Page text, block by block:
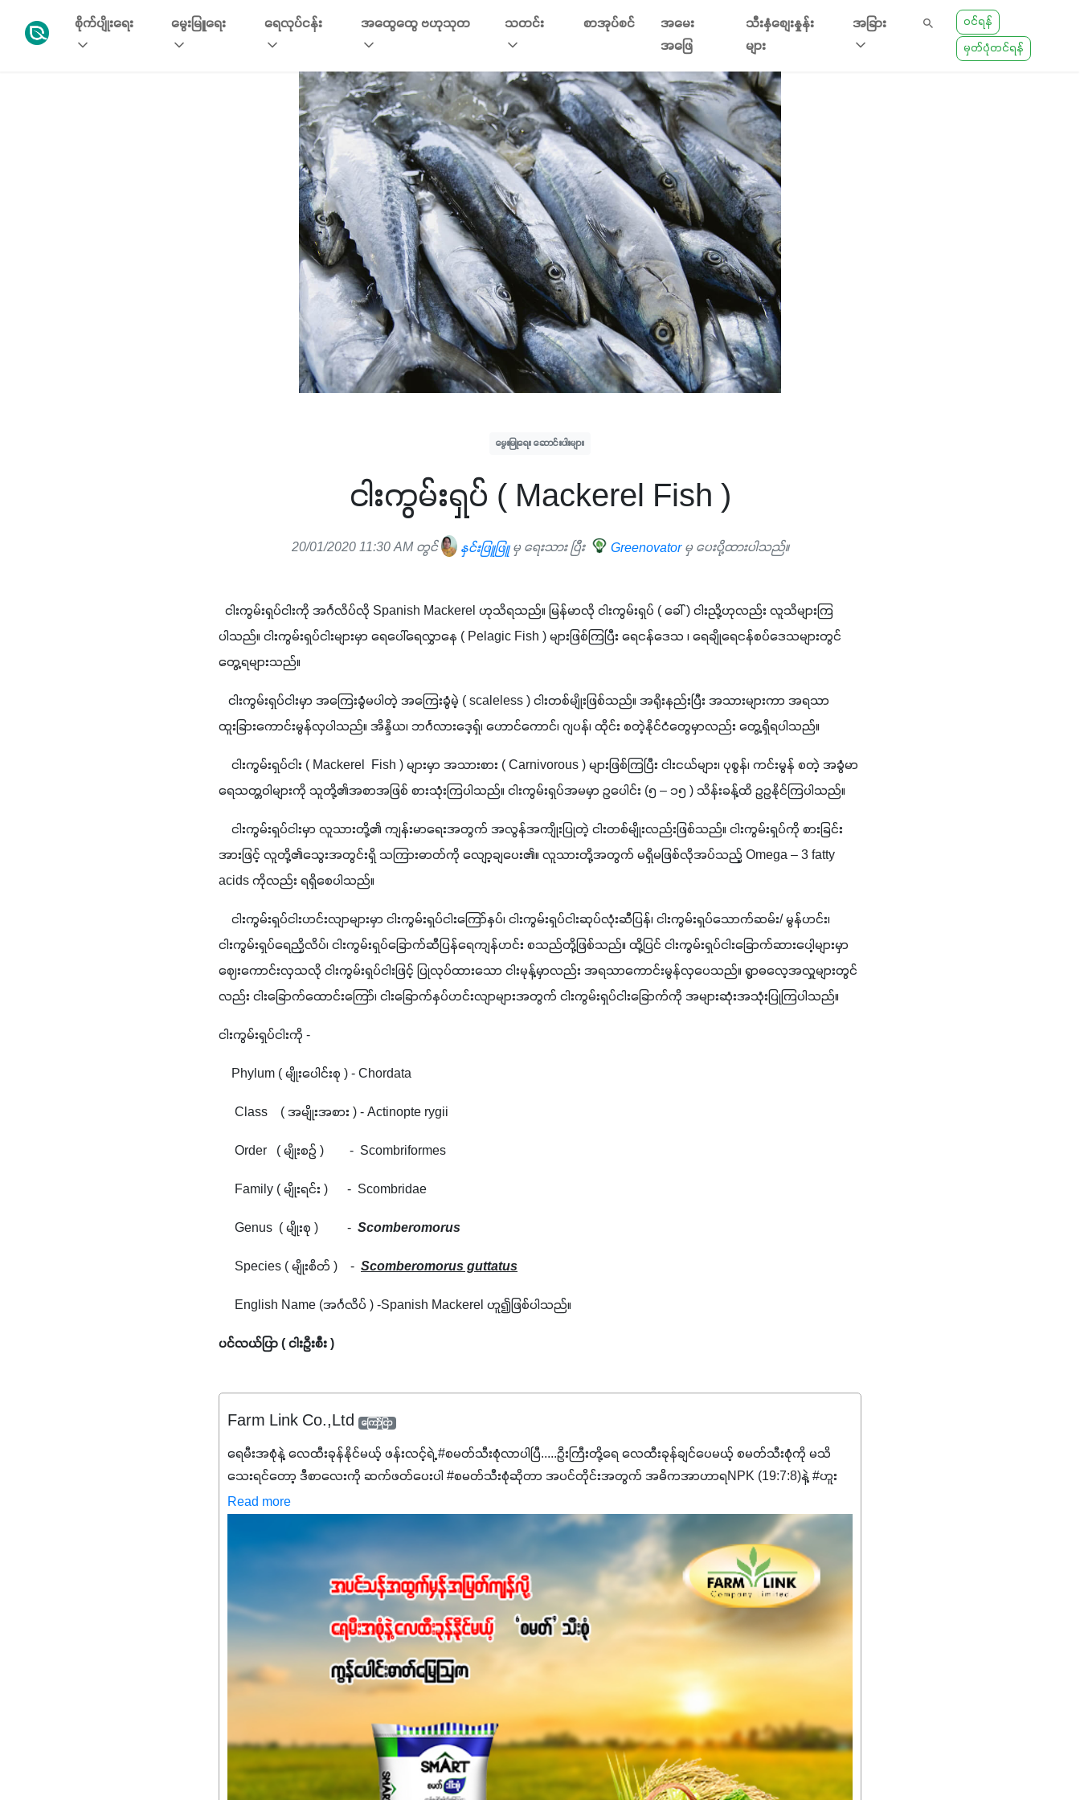
စိုက်ပျိုးရေး မွေးမြူရေး ရေလုပ်ငန်း အထွေထွေ ဗဟုသုတ သတင်း စာအုပ်စင်
အမေး
အဖြေ
သီးနှံစျေးနှုန်း
များ
အခြား
ဝင်ရန်
မှတ်ပုံတင်ရန်
မွေးမြူရေး ဆောင်းပါးများ
ငါးကွမ်းရှပ် ( Mackerel Fish )
20/01/2020 11:30 AM တွင် နှင်းဖြူဖြူမှ ရေးသား ပြီး Greenovator မှ ပေးပို့ထားပါသည်။
ငါးကွမ်းရှပ်ငါးကို အင်္ဂလိပ်လို Spanish Mackerel ဟုသိရသည်။ မြန်မာလို ငါးကွမ်းရှပ် ( ခေါ် ) ငါးညို့ဟုလည်း လူသိများကြ
ပါသည်။ ငါးကွမ်းရှပ်ငါးများမှာ ရေပေါ်ရေလွှာနေ ( Pelagic Fish ) များဖြစ်ကြပြီး ရေငန်ဒေသ ၊ ရေချိုရေငန်စပ်ဒေသများတွင်
တွေ့ရများသည်။
ငါးကွမ်းရှပ်ငါးမှာ အကြေးခွံမပါတဲ့ အကြေးခွံမဲ့ ( scaleless ) ငါးတစ်မျိုးဖြစ်သည်။ အရိုးနည်းပြီး အသားများကာ အရသာ
ထူးခြားကောင်းမွန်လှပါသည်။ အိန္ဒိယ၊ ဘင်္ဂလားဒေ့ရှ်၊ ဟောင်ကောင်၊ ဂျပန်၊ ထိုင်း စတဲ့နိုင်ငံတွေမှာလည်း တွေ့ရှိရပါသည်။
ငါးကွမ်းရှပ်ငါး ( Mackerel  Fish ) များမှာ အသားစား ( Carnivorous ) များဖြစ်ကြပြီး ငါးငယ်များ၊ ပုစွန်၊ ကင်းမွန် စတဲ့ အခွံမာ
ရေသတ္တဝါများကို သူတို့၏အစာအဖြစ် စားသုံးကြပါသည်။ ငါးကွမ်းရှပ်အမမှာ ဥပေါင်း (၅ – ၁၅ ) သိန်းခန့်ထိ ဥဥနိုင်ကြပါသည်။
ငါးကွမ်းရှပ်ငါးမှာ လူသားတို့၏ ကျန်းမာရေးအတွက် အလွန်အကျိုးပြုတဲ့ ငါးတစ်မျိုးလည်းဖြစ်သည်။ ငါးကွမ်းရှပ်ကို စားခြင်း
အားဖြင့် လူတို့၏သွေးအတွင်းရှိ သကြားဓာတ်ကို လျော့ချပေး၏။ လူသားတို့အတွက် မရှိမဖြစ်လိုအပ်သည့် Omega – 3 fatty
acids ကိုလည်း ရရှိစေပါသည်။
ငါးကွမ်းရှပ်ငါးဟင်းလျာများမှာ ငါးကွမ်းရှပ်ငါးကြော်နှပ်၊ ငါးကွမ်းရှပ်ငါးဆုပ်လုံးဆီပြန်၊ ငါးကွမ်းရှပ်သောက်ဆမ်း/ မွန်ဟင်း၊
ငါးကွမ်းရှပ်ရေညှိလိပ်၊ ငါးကွမ်းရှပ်ခြောက်ဆီပြန်ရေကျန်ဟင်း စသည်တို့ဖြစ်သည်။ ထို့ပြင် ငါးကွမ်းရှပ်ငါးခြောက်ဆားပေါ့များမှာ
ဈေးကောင်းလှသလို ငါးကွမ်းရှပ်ငါးဖြင့် ပြုလုပ်ထားသော ငါးမုန့်မှာလည်း အရသာကောင်းမွန်လှပေသည်။ ရွာဓလေ့အလှူများတွင်
လည်း ငါးခြောက်ထောင်းကြော်၊ ငါးခြောက်နှပ်ဟင်းလျာများအတွက် ငါးကွမ်းရှပ်ငါးခြောက်ကို အများဆုံးအသုံးပြုကြပါသည်။
ငါးကွမ်းရှပ်ငါးကို -
Phylum ( မျိုးပေါင်းစု ) - Chordata
Class    ( အမျိုးအစား ) - Actinopte rygii
Order   ( မျိုးစဥ် )        -  Scombriformes
Family ( မျိုးရင်း )      -  Scombridae
Genus  ( မျိုးစု )         - Scomberomorus
Species ( မျိုးစိတ် )    - Scomberomorus guttatus
English Name (အင်္ဂလိပ် ) -Spanish Mackerel ဟူ၍ဖြစ်ပါသည်။
ပင်လယ်ပြာ ( ငါးဦးစီး )
Farm Link Co.,Ltd ကြော်ငြာ
ရေမီးအစုံနဲ့ လေထီးခုန်နိုင်မယ့် ဖန်းလင့်ရဲ့ #စမတ်သီးစုံလာပါပြီ.....ဦးကြီးတို့ရေ ‌လေထီးခုန်ချင်ပေမယ့် စမတ်သီးစုံကို မသိ
သေးရင်တော့ ဒီစာလေးကို ဆက်ဖတ်‌ပေးပါ #စမတ်သီးစုံဆိုတာ အပင်တိုင်းအတွက် အဓိကအာဟာရNPK (19:7:8)နဲ့ #ဟူး
မစ်အက်စစ်တို့ အချိုးကျ ပေါင်းစပ်ထားတဲ့ ကွန်ပေါင်းဓာတ်မြေဩဇာဖြစ်ပါတယ်။ အဓိကအကျိုးကျေးဇူးတွေအနေနဲ့ကတော့
နိုက်ထရိုဂျင် 19%ပါဝင်တဲ့အတွက် ကလိုရိုဖီးလ်ဖွဲ့စည်းမှုကို အားပေးကာ သီးနှံပင်များ၏အရွက်များစိမ်းလန်းသန်စွမ်းပြီး အစာ
ချက်လုပ်မှုအားကောင်းစေပါတယ်။ အပင်၏ပင်ပိုင်းကြီးထွားမှုကို တိုးမြင့်စေကာ အပင်သန်၍ အကြီးမြန်စေပါတယ်။
သင့်တော်တဲ့ Phosphorus 7%ပါဝင်မှုကြောင့် အပင်ရဲ့ အမြစ်ဖွဲ့စည်းတည်ဆောက်မှုကို ပို၍သန်မာလာအောင် အားပေးပါ
တယ်။ ဒါ့အပြင် ပန်းပွင့်ခြင်း၊အသီးသီးခြင်း၊အစေ့တည်ခြင်းလုပ်ငန်းစဉ်များကိုလည်း အားပေးပါတယ်။ လုံလောက်တဲ့
Potassium 8%က အပင်ရဲ့ ရောဂါဒဏ်၊ရာသီဥတုဒဏ်ခံနိုင်ရည်ရှိမှုကို မြင့်တက်စေပြီး အသီးအရည်အသွေး၊ အရွယ်အစားနဲ့
အရသာ ပိုမိုကောင်းမွန်စေဖို့အတွက် လိုအပ်တဲ့အာဟာရဓာတ်ဖြစ်ပါတယ်။ ဟူးမစ်အက်စစ်ပါဝင်ပေါင်းစပ်ထားတဲ့အတွက်
အာဟာရဓာတ်စုပ်ယူမှုကောင်းမွန်လာခြင်း၊မြေဆီလွှာဖွဲ့စည်းပုံနှင့်ရေထိန်းနိုင်စွမ်းအားကောင်းလာခြင်းအပါအဝင်
အကျိုးကျေးဇူးများစွာကိုရရှိစေမှာဖြစ်ပါတယ်။ စပါးအပါအဝင် နှံစားသီးနှံများ၊ပဲအမျိုးမျိုး၊ဟင်းသီးဟင်းရွက်နဲ့ ဥယျာဉ်ခြံသီးနှံ
အားလုံးမှာ အသုံးပြုနိုင်တယ်ဆိုတော့ တစ်မျိုးတည်းနဲ့ အားလုံးပါဖက်(perfect)မယ့် စမတ်သီးစုံနော် အရွေးမမှားတာသေချာပြီ
မလို့ အတွေးမများဘဲ သီးနှံတိုင်းကြီးထွားအောင် ဖန်းလင့်ရဲ့ #စမတ်သီးစုံကို သုံးကြပါစို့....
Read more